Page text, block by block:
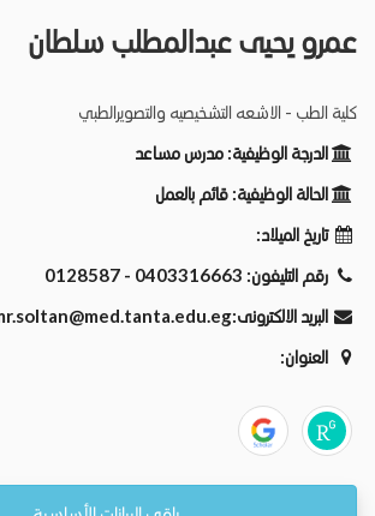
عمرو يحيى عبدالمطلب سلطان
كلية الطب - الاشعه التشخيصيه والتصويرالطبي
الدرجة الوظيفية: مدرس مساعد
الحالة الوظيفية: قائم بالعمل
تاريخ الميلاد:
رقم التليفون: 0403316663 - 0128587
البريد الالكترونى:
العنوان: